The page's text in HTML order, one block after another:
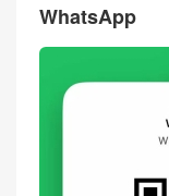
WhatsApp